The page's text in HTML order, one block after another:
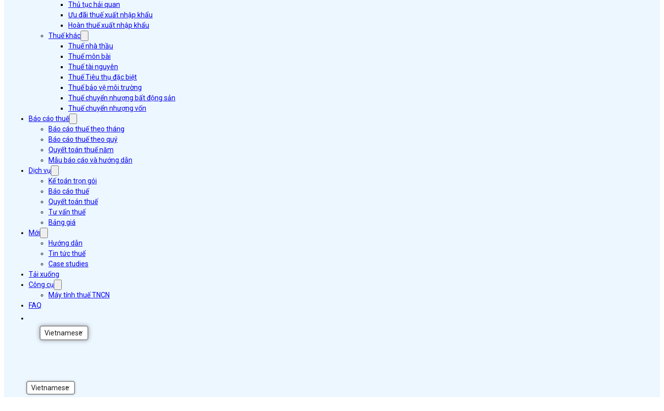
Thủ tục hải quan
Ưu đãi thuế xuất nhập khẩu
Hoàn thuế xuất nhập khẩu
Thuế khác
Thuế nhà thầu
Thuế môn bài
Thuế tài nguyên
Thuế Tiêu thụ đặc biệt
Thuế bảo vệ môi trường
Thuế chuyển nhượng bất động sản
Thuế chuyển nhượng vốn
Báo cáo thuế
Báo cáo thuế theo tháng
Báo cáo thuế theo quý
Quyết toán thuế năm
Mẫu báo cáo và hướng dẫn
Dịch vụ
Kế toán trọn gói
Báo cáo thuế
Quyết toán thuế
Tư vấn thuế
Bảng giá
Mới
Hướng dẫn
Tin tức thuế
Case studies
Tải xuống
Công cụ
Máy tính thuế TNCN
FAQ
Vietnamese
Vietnamese